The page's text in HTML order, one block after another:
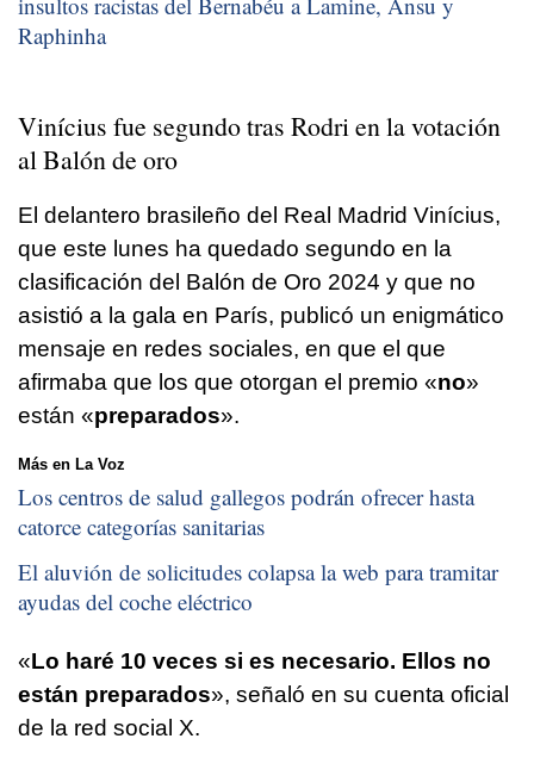
Raphinha
Vinícius fue segundo tras Rodri en la votación
al Balón de oro
El delantero brasileño del Real Madrid Vinícius,
que este lunes ha quedado segundo en la
clasificación del Balón de Oro 2024 y que no
asistió a la gala en París, publicó un enigmático
mensaje en redes sociales, en que el que
afirmaba que los que otorgan el premio «no»
están «preparados».
Más en La Voz
Los centros de salud gallegos podrán ofrecer hasta
catorce categorías sanitarias
El aluvión de solicitudes colapsa la web para tramitar
ayudas del coche eléctrico
«Lo haré 10 veces si es necesario. Ellos no
están preparados», señaló en su cuenta oficial
de la red social X.